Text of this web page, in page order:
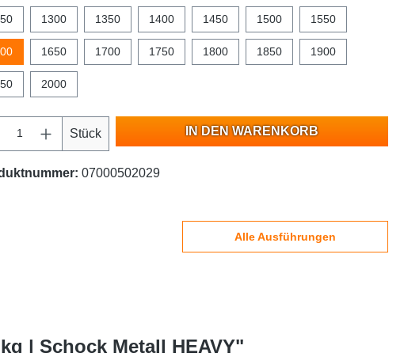
1300 1350 1400 1450 1500 1550
1650 1700 1750 1800 1850 1900
2000
Stück IN DEN WARENKORB
07000502029
Alle Ausführungen
| Schock Metall HEAVY"